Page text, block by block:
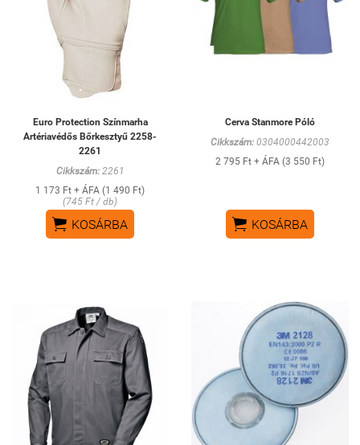
Euro Protection Színmarha
Artériavédős Bőrkesztyű 2258-
2261
Cikkszám:2261
1 173 Ft + ÁFA (1 490 Ft)
(745 Ft / db)
 KOSÁRBA
Cerva Stanmore Póló
Cikkszám: 0304000442003
2 795 Ft + ÁFA (3 550 Ft)
 KOSÁRBA